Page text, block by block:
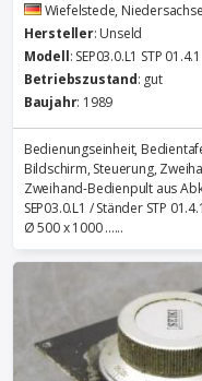
Wiefelstede,
Hersteller: Unseld
Modell: SEP03.0.L1 STP 01.4.1
Betriebszustand: gut
Baujahr: 1989
Bedienungseinheit,
Bildschirm, Steuerung,
Zweihand-Bedienpult aus
SEP03.0.L1 / Ständer STP
Ø 500 x 1000 ......